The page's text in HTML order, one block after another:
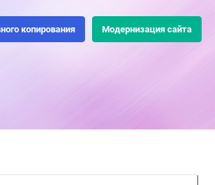
Наша команда опытных
быструю очистку вашего сайта,
копирования Модернизация сайта